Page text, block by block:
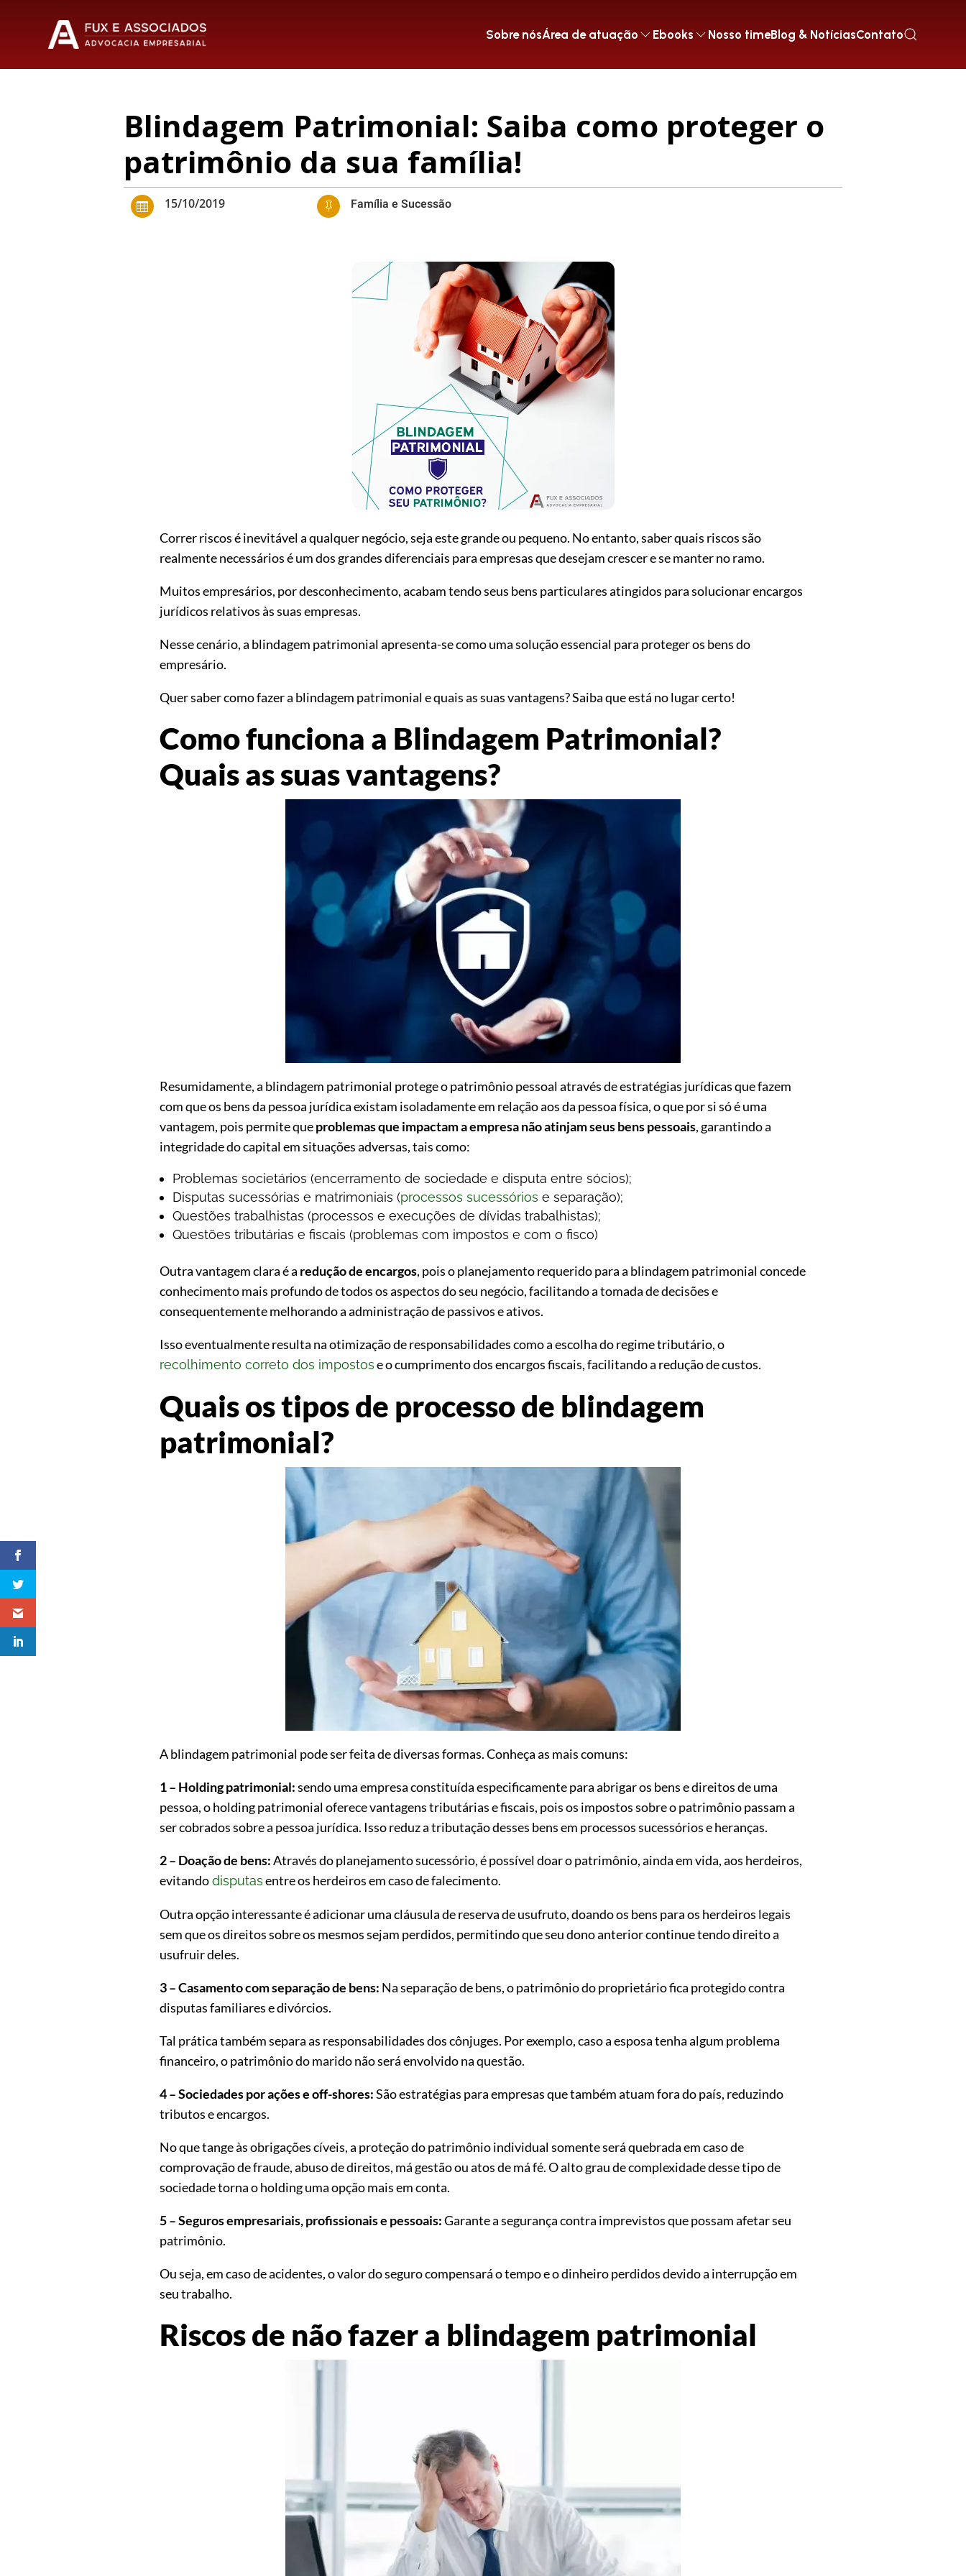
Sobre nósÁrea de atuação Ebooks Nosso timeBlog & NotíciasContato
Blindagem Patrimonial: Saiba como proteger o
patrimônio da sua família!
 15/10/2019  Família e Sucessão
Correr riscos é inevitável a qualquer negócio, seja este grande ou pequeno. No entanto, saber quais riscos são
realmente necessários é um dos grandes diferenciais para empresas que desejam crescer e se manter no ramo.
Muitos empresários, por desconhecimento, acabam tendo seus bens particulares atingidos para solucionar encargos
jurídicos relativos às suas empresas.
Nesse cenário, a blindagem patrimonial apresenta-se como uma solução essencial para proteger os bens do
empresário.
Quer saber como fazer a blindagem patrimonial e quais as suas vantagens? Saiba que está no lugar certo!
Como funciona a Blindagem Patrimonial?
Quais as suas vantagens?
Resumidamente, a blindagem patrimonial protege o patrimônio pessoal através de estratégias jurídicas que fazem
com que os bens da pessoa jurídica existam isoladamente em relação aos da pessoa física, o que por si só é uma
vantagem, pois permite queproblemas que impactam a empresa não atinjam seus bens pessoais, garantindo a
integridade do capital em situações adversas, tais como:
Problemas societários (encerramento de sociedade e disputa entre sócios);
Disputas sucessórias e matrimoniais (processos sucessórios e separação);
Questões trabalhistas (processos e execuções de dívidas trabalhistas);
Questões tributárias e fiscais (problemas com impostos e com o fisco)
Outra vantagem clara é a redução de encargos, pois o planejamento requerido para a blindagem patrimonial concede
conhecimento mais profundo de todos os aspectos do seu negócio, facilitando a tomada de decisões e
consequentemente melhorando a administração de passivos e ativos.
Isso eventualmente resulta na otimização de responsabilidades como a escolha do regime tributário, o
recolhimento correto dos impostose o cumprimento dos encargos fiscais, facilitando a redução de custos.
Quais os tipos de processo de blindagem
patrimonial?
A blindagem patrimonial pode ser feita de diversas formas. Conheça as mais comuns:
1 – Holding patrimonial:sendo uma empresa constituída especificamente para abrigar os bens e direitos de uma
pessoa, o holding patrimonial oferece vantagens tributárias e fiscais, pois os impostos sobre o patrimônio passam a
ser cobrados sobre a pessoa jurídica. Isso reduz a tributação desses bens em processos sucessórios e heranças.
2 – Doação de bens:Através do planejamento sucessório, é possível doar o patrimônio, ainda em vida, aos herdeiros,
evitandodisputasentre os herdeiros em caso de falecimento.
Outra opção interessante é adicionar uma cláusula de reserva de usufruto, doando os bens para os herdeiros legais
sem que os direitos sobre os mesmos sejam perdidos, permitindo que seu dono anterior continue tendo direito a
usufruir deles.
3 – Casamento com separação de bens: Na separação de bens, o patrimônio do proprietário fica protegido contra
disputas familiares e divórcios.
Tal prática também separa as responsabilidades dos cônjuges. Por exemplo, caso a esposa tenha algum problema
financeiro, o patrimônio do marido não será envolvido na questão.
4 – Sociedades por ações e off-shores:São estratégias para empresas que também atuam fora do país, reduzindo
tributos e encargos.
No que tange às obrigações cíveis, a proteção do patrimônio individual somente será quebrada em caso de
comprovação de fraude, abuso de direitos, má gestão ou atos de má fé. O alto grau de complexidade desse tipo de
sociedade torna o holding uma opção mais em conta.
5 – Seguros empresariais, profissionais e pessoais:Garante a segurança contra imprevistos que possam afetar seu
patrimônio.
Ou seja, em caso de acidentes, o valor do seguro compensará o tempo e o dinheiro perdidos devido a interrupção em
seu trabalho.
Riscos de não fazer a blindagem patrimonial